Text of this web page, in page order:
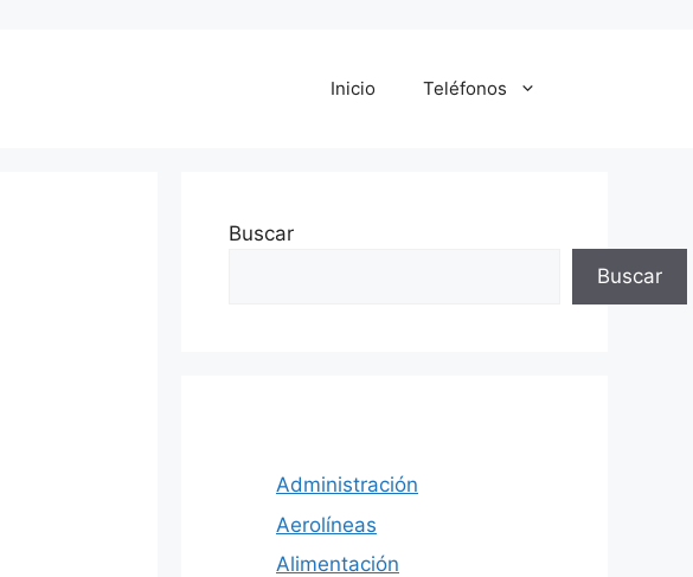
Inicio Teléfonos
Buscar
Buscar
Administración
Aerolíneas
Alimentación